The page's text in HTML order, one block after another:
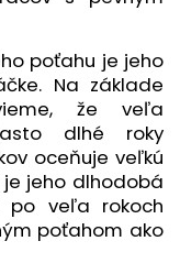
poťahu je jeho
Na základe
že veľa
dlhé roky
oceňuje veľkú
jeho dlhodobá
po veľa rokoch
poťahom ako